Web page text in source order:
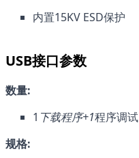
内置15KV ESD保护
USB接口参数
数量:
1 下载程序+1程序调试
规格: